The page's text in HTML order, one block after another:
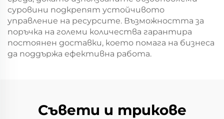
суровини подкрепят устойчивото
управление на ресурсите. Възможността за
поръчка на големи количества гарантира
постоянен доставки, което помага на бизнеса
да поддържа ефективна работа.
Съвети и трикове